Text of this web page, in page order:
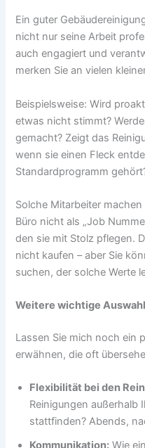
Ein guter
nicht nur seine Arbeit
auch engagiert und
merken Sie an vielen
Beispielsweise: Wird
etwas nicht stimmt?
gemacht? Zeigt das
wenn sie einen Fleck
Standardprogramm
Solche Mitarbeiter
Büro nicht als „Job
den sie mit Stolz pflegen.
nicht kaufen – aber Sie
suchen, der solche Werte
Weitere wichtige
Lassen Sie mich noch ein
erwähnen, die oft
Flexibilität bei den
Reinigungen außerhalb
stattfinden? Abends,